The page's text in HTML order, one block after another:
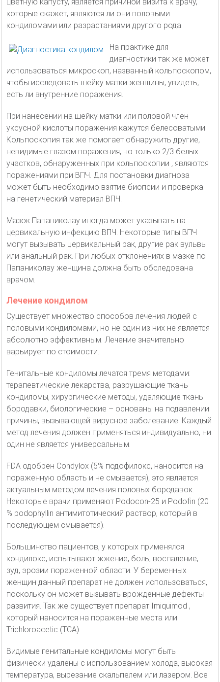
которые скажет, являются ли они половыми
кондиломами или разрастаниями другого рода.
На практике для
диагностики так же может
использоваться микроскоп, названный кольпоскопом,
чтобы исследовать шейку матки женщины, увидеть,
есть ли внутренние поражения.
При нанесении на шейку матки или половой член
уксусной кислоты поражения кажутся белесоватыми.
Кольпоскопия так же помогает обнаружить другие,
невидимые глазом поражения, но только 2/3 белых
участков, обнаруженных при кольпоскопии , являются
поражениями при ВПЧ. Для постановки диагноза
может быть необходимо взятие биопсии и проверка
на генетический материал ВПЧ.
Мазок Папаниколау иногда может указывать на
цервикальную инфекцию ВПЧ. Некоторые типы ВПЧ
могут вызывать цервикальный рак, другие рак вульвы
или анальный рак. При любых отклонениях в мазке по
Папаниколау женщина должна быть обследована
врачом.
Лечение кондилом
Существует множество способов лечения людей с
половыми кондиломами, но не один из них не является
абсолютно эффективным. Лечение значительно
варьирует по стоимости.
Генитальные кондиломы лечатся тремя методами:
терапевтические лекарства, разрушающие ткань
кондиломы, хирургические методы, удаляющие ткань
бородавки, биологические – основаны на подавлении
причины, вызывающей вирусное заболевание. Каждый
метод лечения должен применяться индивидуально, ни
один не является универсальным.
FDA одобрен Condylox (5% подофилокс, наносится на
пораженную область и не смывается), это является
актуальным методом лечения половых бородавок.
Некоторые врачи применяют Podocon-25 и Podofin (20
% podophyllin антимитотический раствор, который в
последующем смывается).
Большинство пациентов, у которых применялся
кондилокс, испытывают жжение, боль, воспаление,
зуд, эрозии пораженной области. У беременных
женщин данный препарат не должен использоваться,
поскольку он может вызывать врожденные дефекты
развития. Так же существует препарат Imiquimod ,
который наносится на пораженные места или
Trichloroacetic (TCA).
Видимые генитальные кондиломы могут быть
физически удалены с использованием холода, высокая
температура, вырезание скальпелем или лазером. Все